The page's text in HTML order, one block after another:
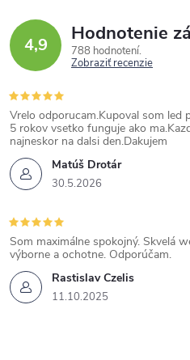
4,9 Hodnotenie
788 hodnotení
Zobraziť recenzie
Matúš Drotár
30.5.2026
Vrelo odporucam.Kupoval som led
5 rokov vsetko funguje ako
najneskor na dalsi den.Dakujem
Rastislav Czelis
11.10.2025
Som maximálne spokojný. Skvelá
výborne a ochotne. Odporúčam.